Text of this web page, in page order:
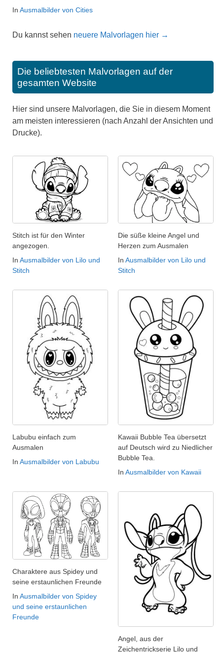
In Ausmalbilder von Cities
Du kannst sehen neuere Malvorlagen hier →
Die beliebtesten Malvorlagen auf der
gesamten Website
Hier sind unsere Malvorlagen, die Sie in diesem Moment
am meisten interessieren (nach Anzahl der Ansichten und
Drucke).
Stitch ist für den Winter
angezogen.
In Ausmalbilder von Lilo und
Stitch
Die süße kleine Angel und
Herzen zum Ausmalen
In Ausmalbilder von Lilo und
Stitch
Labubu einfach zum
Ausmalen
In Ausmalbilder von Labubu
Kawaii Bubble Tea übersetzt
auf Deutsch wird zu Niedlicher
Bubble Tea.
In Ausmalbilder von Kawaii
Charaktere aus Spidey und
seine erstaunlichen Freunde
In Ausmalbilder von Spidey
und seine erstaunlichen
Freunde
Angel, aus der
Zeichentrickserie Lilo und